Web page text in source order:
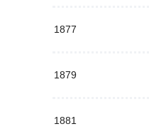
1877
1879
1881